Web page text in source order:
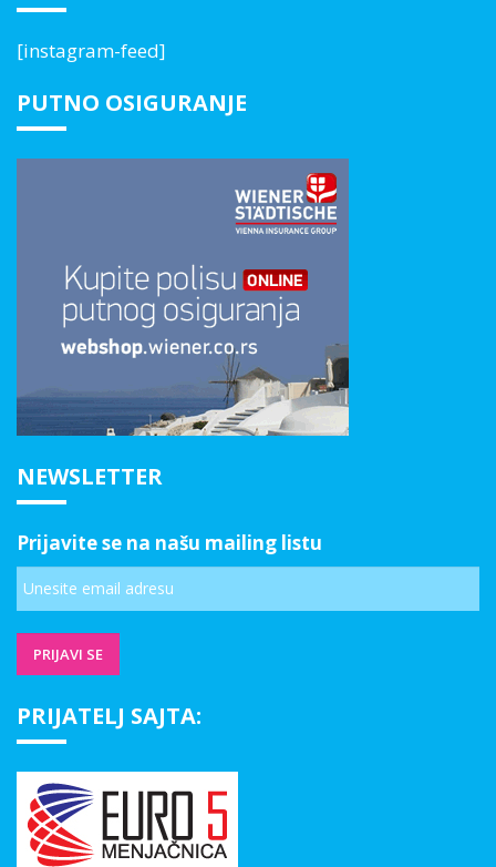
[instagram-feed]
PUTNO OSIGURANJE
NEWSLETTER
Prijavite se na našu mailing listu
PRIJATELJ SAJTA: